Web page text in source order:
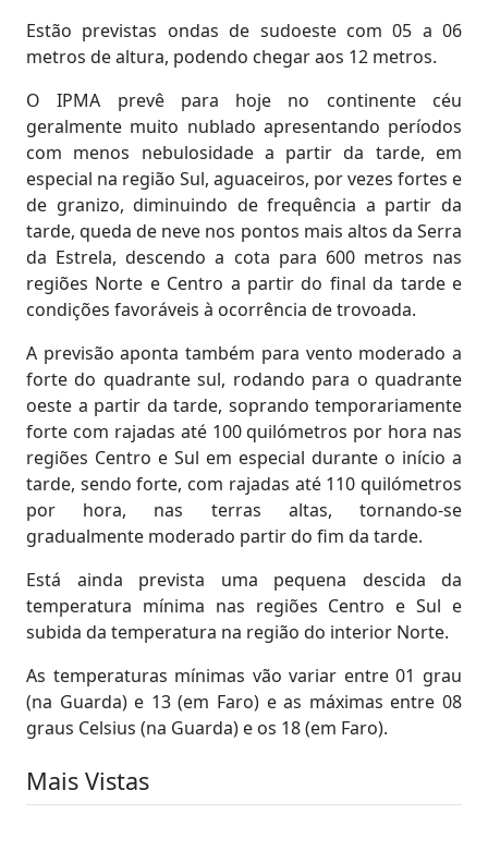
Estão previstas ondas de sudoeste com 05 a 06
metros de altura, podendo chegar aos 12 metros.
O IPMA prevê para hoje no continente céu
geralmente muito nublado apresentando períodos
com menos nebulosidade a partir da tarde, em
especial na região Sul, aguaceiros, por vezes fortes e
de granizo, diminuindo de frequência a partir da
tarde, queda de neve nos pontos mais altos da Serra
da Estrela, descendo a cota para 600 metros nas
regiões Norte e Centro a partir do final da tarde e
condições favoráveis à ocorrência de trovoada.
A previsão aponta também para vento moderado a
forte do quadrante sul, rodando para o quadrante
oeste a partir da tarde, soprando temporariamente
forte com rajadas até 100 quilómetros por hora nas
regiões Centro e Sul em especial durante o início a
tarde, sendo forte, com rajadas até 110 quilómetros
por hora, nas terras altas, tornando-se
gradualmente moderado partir do fim da tarde.
Está ainda prevista uma pequena descida da
temperatura mínima nas regiões Centro e Sul e
subida da temperatura na região do interior Norte.
As temperaturas mínimas vão variar entre 01 grau
(na Guarda) e 13 (em Faro) e as máximas entre 08
graus Celsius (na Guarda) e os 18 (em Faro).
Mais Vistas